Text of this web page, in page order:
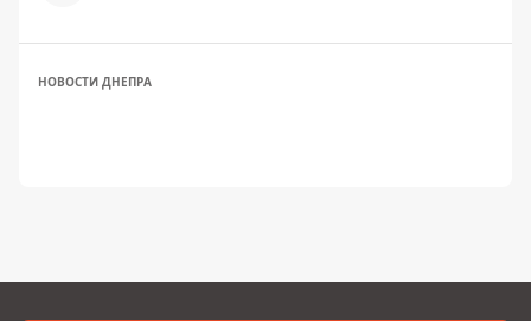
НОВОСТИ ДНЕПРА